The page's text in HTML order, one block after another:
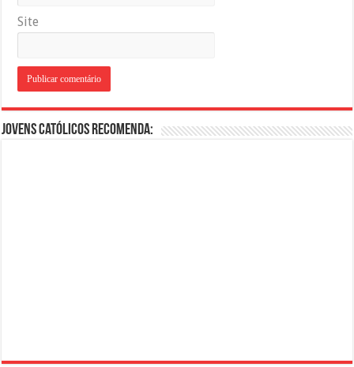
Site
Jovens Católicos Recomenda: